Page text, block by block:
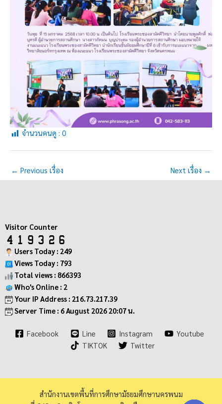
จำนวนคนดู : 0
← Previous เรื่อง Next เรื่อง →
Visitor Counter
Users Today : 249
Views Today : 793
Total views : 866393
Who's Online : 2
Your IP Address : 216.73.217.39
Server Time : 6 August 2026 20:07 น.
Facebook Line Instagram
Youtube
TIKTOK
Twitter
สำนักงานเขตพื้นที่การศึกษามัธยมศึกษานครพนม